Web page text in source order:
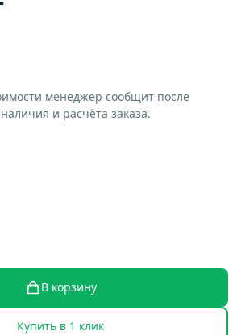
менеджер сообщит после
и расчёта заказа.
В корзину
Купить в 1 клик